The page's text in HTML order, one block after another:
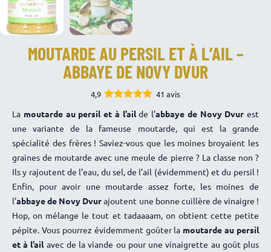
MOUTARDE AU PERSIL ET À L’AIL –
ABBAYE DE NOVY DVUR
4,9
sur 5
41 avis
La moutarde au persil et à l’ailde l’abbaye de Novy Dvur est
une variante de la fameuse moutarde, qui est la grande
spécialité des frères ! Saviez-vous que les moines broyaient les
graines de moutarde avec une meule de pierre ? La classe non ?
Ils y rajoutent de l’eau, du sel, de l’ail (évidemment) et du persil !
Enfin, pour avoir une moutarde assez forte, les moines de
l’abbaye de Novy Dvurajoutent une bonne cuillère de vinaigre !
Hop, on mélange le tout et tadaaaam, on obtient cette petite
pépite. Vous pourrez évidemment goûter la moutarde au persil
et à l’ail avec de la viande ou pour une vinaigrette au goût plus